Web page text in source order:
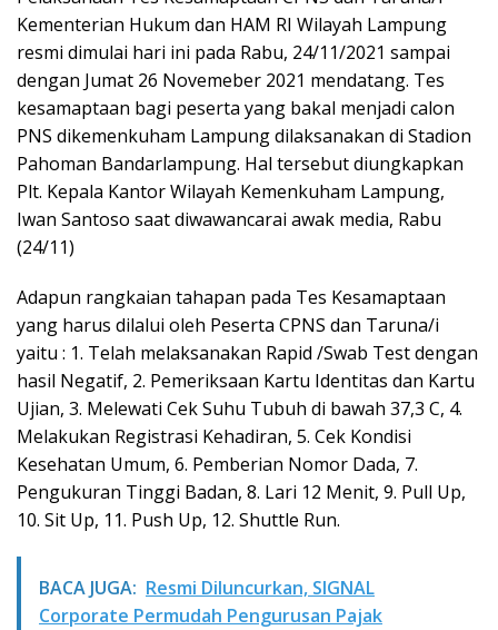
Kementerian Hukum dan HAM RI Wilayah Lampung
resmi dimulai hari ini pada Rabu, 24/11/2021 sampai
dengan Jumat 26 Novemeber 2021 mendatang. Tes
kesamaptaan bagi peserta yang bakal menjadi calon
PNS dikemenkuham Lampung dilaksanakan di Stadion
Pahoman Bandarlampung. Hal tersebut diungkapkan
Plt. Kepala Kantor Wilayah Kemenkuham Lampung,
Iwan Santoso saat diwawancarai awak media, Rabu
(24/11)
Adapun rangkaian tahapan pada Tes Kesamaptaan
yang harus dilalui oleh Peserta CPNS dan Taruna/i
yaitu : 1. Telah melaksanakan Rapid /Swab Test dengan
hasil Negatif, 2. Pemeriksaan Kartu Identitas dan Kartu
Ujian, 3. Melewati Cek Suhu Tubuh di bawah 37,3 C, 4.
Melakukan Registrasi Kehadiran, 5. Cek Kondisi
Kesehatan Umum, 6. Pemberian Nomor Dada, 7.
Pengukuran Tinggi Badan, 8. Lari 12 Menit, 9. Pull Up,
10. Sit Up, 11. Push Up, 12. Shuttle Run.
BACA JUGA: Resmi Diluncurkan, SIGNAL
Corporate Permudah Pengurusan Pajak